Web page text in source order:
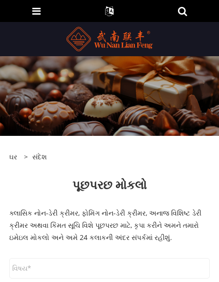
ઘર > સંદેશ
પૂછપરછ મોકલો
ક્લાસિક નોન-ડેરી ક્રીમર, ફોમિંગ નોન-ડેરી ક્રીમર, અનાજ વિશિષ્ટ ડેરી
ક્રીમર અથવા કિંમત સૂચિ વિશે પૂછપરછ માટે, કૃપા કરીને અમને તમારો
ઇમેઇલ મોકલો અને અમે 24 કલાકની અંદર સંપર્કમાં રહીશું.